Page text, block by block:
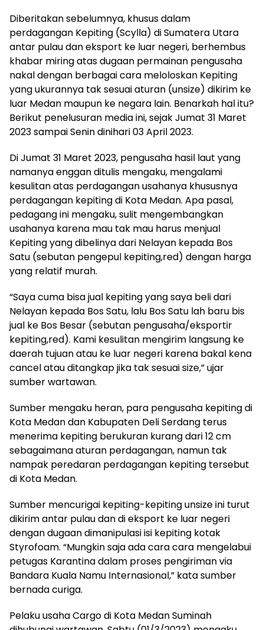
Diberitakan sebelumnya, khusus dalam
perdagangan Kepiting (Scylla) di Sumatera Utara
antar pulau dan eksport ke luar negeri, berhembus
khabar miring atas dugaan permainan pengusaha
nakal dengan berbagai cara meloloskan Kepiting
yang ukurannya tak sesuai aturan (unsize) dikirim ke
luar Medan maupun ke negara lain. Benarkah hal itu?
Berikut penelusuran media ini, sejak Jumat 31 Maret
2023 sampai Senin dinihari 03 April 2023.
Di Jumat 31 Maret 2023, pengusaha hasil laut yang
namanya enggan ditulis mengaku, mengalami
kesulitan atas perdagangan usahanya khususnya
perdagangan kepiting di Kota Medan. Apa pasal,
pedagang ini mengaku, sulit mengembangkan
usahanya karena mau tak mau harus menjual
Kepiting yang dibelinya dari Nelayan kepada Bos
Satu (sebutan pengepul kepiting,red) dengan harga
yang relatif murah.
“Saya cuma bisa jual kepiting yang saya beli dari
Nelayan kepada Bos Satu, lalu Bos Satu lah baru bis
jual ke Bos Besar (sebutan pengusaha/eksportir
kepiting,red). Kami kesulitan mengirim langsung ke
daerah tujuan atau ke luar negeri karena bakal kena
cancel atau ditangkap jika tak sesuai size,” ujar
sumber wartawan.
Sumber mengaku heran, para pengusaha kepiting di
Kota Medan dan Kabupaten Deli Serdang terus
menerima kepiting berukuran kurang dari 12 cm
sebagaimana aturan perdagangan, namun tak
nampak peredaran perdagangan kepiting tersebut
di Kota Medan.
Sumber mencurigai kepiting-kepiting unsize ini turut
dikirim antar pulau dan di eksport ke luar negeri
dengan dugaan dimanipulasi isi kepiting kotak
Styrofoam. “Mungkin saja ada cara cara mengelabui
petugas Karantina dalam proses pengiriman via
Bandara Kuala Namu Internasional,” kata sumber
bernada curiga.
Pelaku usaha Cargo di Kota Medan Suminah